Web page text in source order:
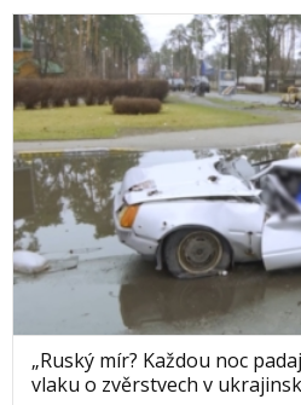
„Ruský mír? Každou noc
vlaku o zvěrstvech v